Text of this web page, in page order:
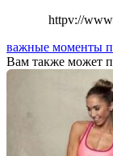
httpv://
важные моменты
Вам также может